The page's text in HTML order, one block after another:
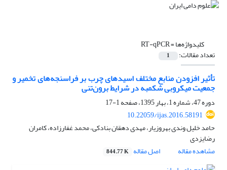
کلیدواژه‌ها =RT-qPCR
تعداد مقالات: 1
تأثیر افزودن منابع مختلف اسیدهای چرب بر فراسنجه‌های تخمیر و
جمعیت میکروبی شکمبه در شرایط برون‌تنی
دوره 47، شماره 1، بهار 1395، صفحه
1-17
10.22059/ijas.2016.58191
حامد خلیل وندی بهروزیار، مهدی دهقان بنادکی، محمد غفارزاده، کامران
رضایزدی
مشاهده مقاله
اصل مقاله 844.77 K